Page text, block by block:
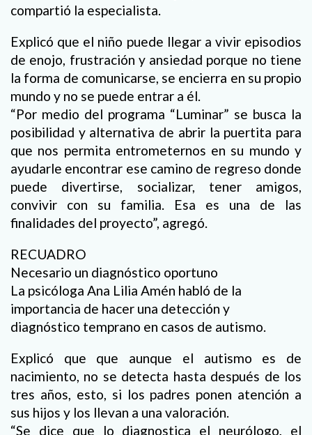
compartió la especialista.
Explicó que el niño puede llegar a vivir episodios
de enojo, frustración y ansiedad porque no tiene
la forma de comunicarse, se encierra en su propio
mundo y no se puede entrar a él.
“Por medio del programa “Luminar” se busca la
posibilidad y alternativa de abrir la puertita para
que nos permita entrometernos en su mundo y
ayudarle encontrar ese camino de regreso donde
puede divertirse, socializar, tener amigos,
convivir con su familia. Esa es una de las
finalidades del proyecto”, agregó.
RECUADRO
Necesario un diagnóstico oportuno
La psicóloga Ana Lilia Amén habló de la
importancia de hacer una detección y
diagnóstico temprano en casos de autismo.
Explicó que que aunque el autismo es de
nacimiento, no se detecta hasta después de los
tres años, esto, si los padres ponen atención a
sus hijos y los llevan a una valoración.
“Se dice que lo diagnostica el neurólogo, el